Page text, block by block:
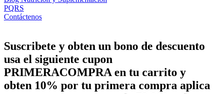
PQRS
Contáctenos
Suscribete y obten un bono de descuento
usa el siguiente cupon
PRIMERACOMPRAen tu carrito y
obten 10% por tu primera compra aplica